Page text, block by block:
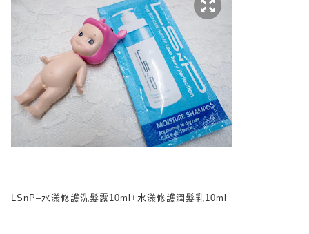
LSnP–水漾修護洗髮露10ml+水漾修護潤髮乳10ml